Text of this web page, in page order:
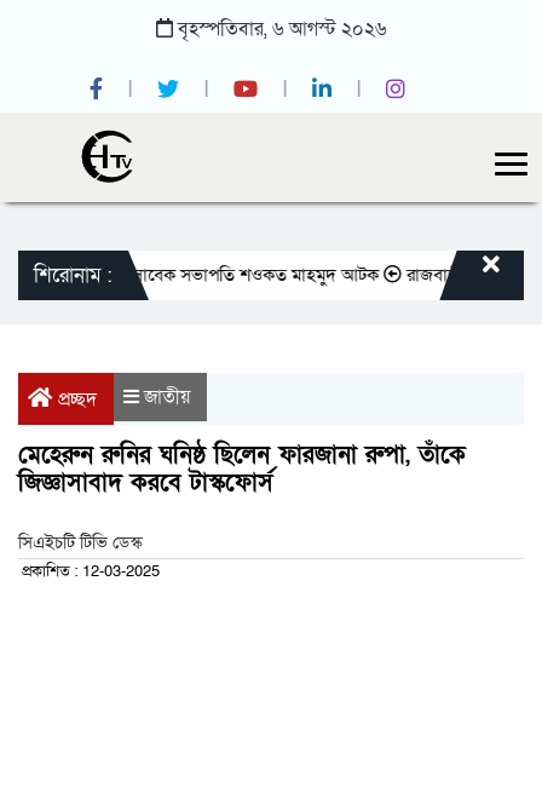
বৃহস্পতিবার,৬আগস্ট ২০২৬
শিরোনাম :
প্রেসক্লাবের সাবেক সভাপতি শওকত মাহমুদ আটক রাজবাড়ীতে বীর
প্রচ্ছদ জাতীয়
মেহেরুন রুনির ঘনিষ্ঠ ছিলেন ফারজানা রুপা, তাঁকে
জিজ্ঞাসাবাদ করবে টাস্কফোর্স
সিএইচটি টিভি ডেস্ক
প্রকাশিত : 12-03-2025